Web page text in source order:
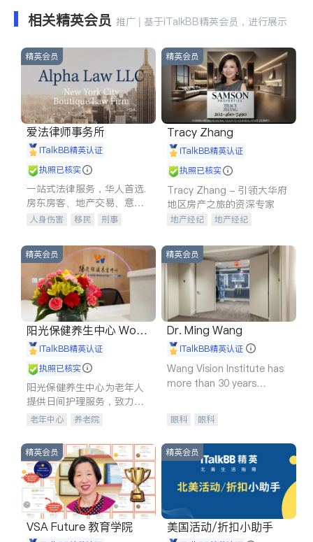
相关精英会员 推广 | 基于iTalkBB精英会员，进行展示
精英会员
爱法律师事务所
iTalkBB精英认证
执照已核实
一站式法律服务，华人首选.
房东房客、地产交易、意外
伤害、车祸重伤、商业诉
建筑合同、刑事案件全包办
人身伤害 移民
刑事
信托/遗嘱
商业
商标注册
律师-其它 保释
精英会员
Tracy Zhang
iTalkBB精英认证
执照已核实
Tracy Zhang - 引领大华府
地区房产之旅的资深专家
地产经纪
地产经纪
商铺租售
开发商建商
精英会员
阳光保健养生中心 World
shine
iTalkBB精英认证
执照已核实
阳光保健养生中心为老年人
提供日间护理服务，致力于
通过持续的护理创新来有效
老年中心 养老院
精英会员
Dr. Ming Wang
iTalkBB精英认证
Wang Vision Institute has
more than 30 years
眼科 眼科
精英会员
VSA Future 教育学院
精英会员
美国活动/折扣小助手